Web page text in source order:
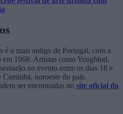
o mais antigo de Portugal, com a
em 1968. Artistas como Yungblud,
no evento entre os dias 18 e
noroeste do país.
ser encontradas no site oficial do